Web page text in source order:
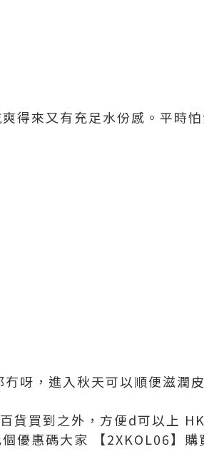
得來又有充足水份感。平時
呀，進入秋天可以順便滋潤
貨買到之外，方便d可以上
個優惠碼大家 【2XKOL06】